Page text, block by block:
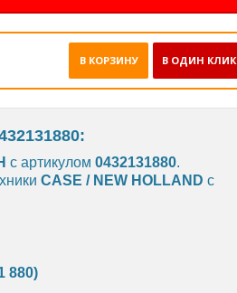
В ОДИН КЛИК
В КОРЗИНУ
с артикулом 0432131880.
CASE / NEW HOLLAND с
880)